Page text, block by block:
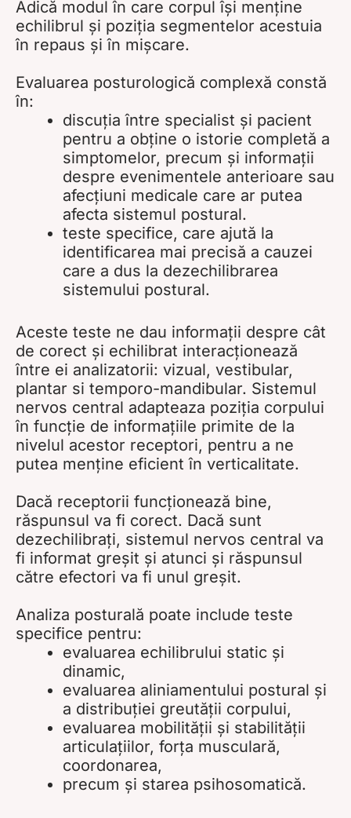
Adică modul în care corpul își menține
echilibrul și poziția segmentelor acestuia
în repaus și în mișcare.
Evaluarea posturologică complexă constă
în:
discuția între specialist și pacient
pentru a obține o istorie completă a
simptomelor, precum și informații
despre evenimentele anterioare sau
afecțiuni medicale care ar putea
afecta sistemul postural.
teste specifice, care ajută la
identificarea mai precisă a cauzei
care a dus la dezechilibrarea
sistemului postural.
Aceste teste ne dau informații despre cât
de corect și echilibrat interacționează
între ei analizatorii: vizual, vestibular,
plantar si temporo-mandibular. Sistemul
nervos central adapteaza poziția corpului
în funcție de informațiile primite de la
nivelul acestor receptori, pentru a ne
putea menține eficient în verticalitate.
Dacă receptorii funcționează bine,
răspunsul va fi corect. Dacă sunt
dezechilibrați, sistemul nervos central va
fi informat greșit și atunci și răspunsul
către efectori va fi unul greșit.
Analiza posturală poate include teste
specifice pentru:
evaluarea echilibrului static și
dinamic,
evaluarea aliniamentului postural și
a distribuției greutății corpului,
evaluarea mobilității și stabilității
articulațiilor, forța musculară,
coordonarea,
precum și starea psihosomatică.